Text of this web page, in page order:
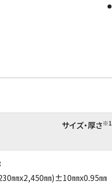
サイズ・厚さ※1
㎜x2,450㎜)±10㎜x0.95㎜